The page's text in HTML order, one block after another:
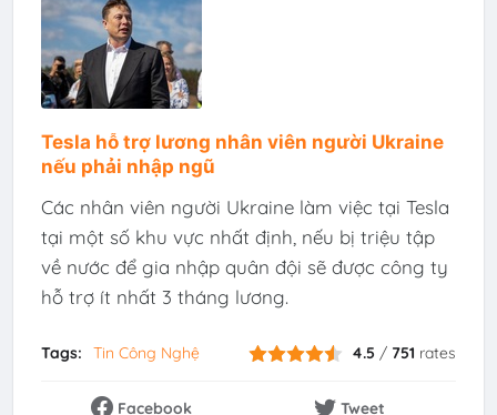
Tesla hỗ trợ lương nhân viên người Ukraine
nếu phải nhập ngũ
Các nhân viên người Ukraine làm việc tại Tesla
tại một số khu vực nhất định, nếu bị triệu tập
về nước để gia nhập quân đội sẽ được công ty
hỗ trợ ít nhất 3 tháng lương.
Tags: Tin Công Nghệ 4.5 / 751 rates
Facebook Tweet